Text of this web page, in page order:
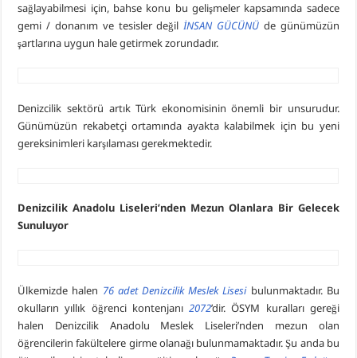
sağlayabilmesi için, bahse konu bu gelişmeler kapsamında sadece
gemi / donanım ve tesisler değilİNSAN GÜCÜNÜ de günümüzün
şartlarına uygun hale getirmek zorundadır.
Denizcilik sektörü artık Türk ekonomisinin önemli bir unsurudur.
Günümüzün rekabetçi ortamında ayakta kalabilmek için bu yeni
gereksinimleri karşılaması gerekmektedir.
Denizcilik Anadolu Liseleri’nden Mezun Olanlara Bir Gelecek
Sunuluyor
Ülkemizde halen 76 adet Denizcilik Meslek Lisesibulunmaktadır. Bu
okulların yıllık öğrenci kontenjanı2072’dir. ÖSYM kuralları gereği
halen Denizcilik Anadolu Meslek Liseleri’nden mezun olan
öğrencilerin fakültelere girme olanağı bulunmamaktadır. Şu anda bu